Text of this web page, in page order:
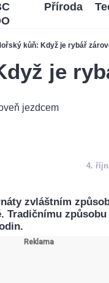
kůň: Když je rybář
Příroda
je
4.
zvláštním
Tradičnímu